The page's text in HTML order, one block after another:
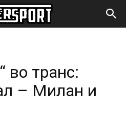
во транс:
– Милан и